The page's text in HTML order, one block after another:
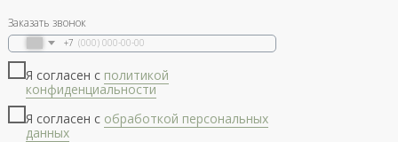
Заказать звонок
+7
Я согласен с политикой
конфиденциальности
Я согласен с обработкой персональных
данных